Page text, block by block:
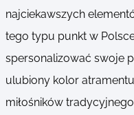
najciekawszych
tego typu punkt w
spersonalizować swoje
ulubiony kolor
miłośników